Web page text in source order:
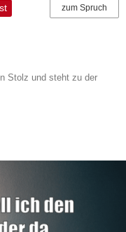
zum Spruch
Stolz und steht zu der